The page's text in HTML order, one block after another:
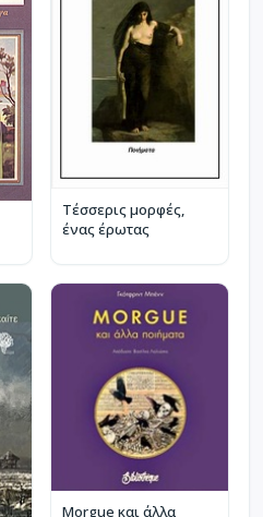
Τέσσερις μορφές,
ένας έρωτας
Morgue και άλλα